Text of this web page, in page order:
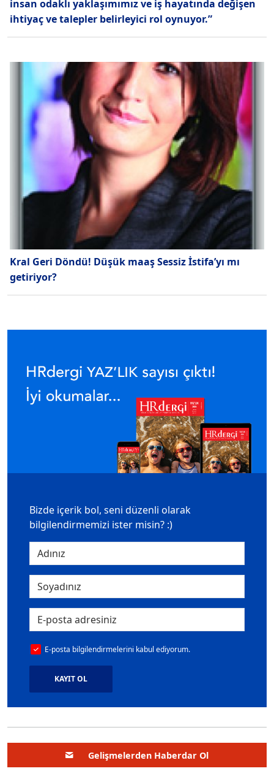
insan odaklı yaklaşımımız ve iş hayatında değişen
ihtiyaç ve talepler belirleyici rol oynuyor.”
Kral Geri Döndü! Düşük maaş Sessiz İstifa’yı mı
getiriyor?
Bizde içerik bol, seni düzenli olarak
bilgilendirmemizi ister misin? :)
E-posta bilgilendirmelerini kabul ediyorum.
KAYIT OL
Gelişmelerden Haberdar Ol